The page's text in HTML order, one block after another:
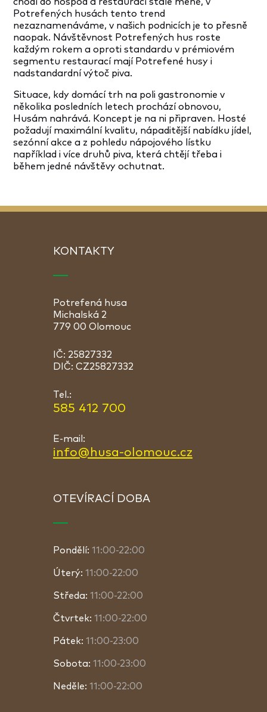
Potrefených husách tento trend
nezaznamenáváme, v našich podnicích je to přesně
naopak. Návštěvnost Potrefených hus roste
každým rokem a oproti standardu v prémiovém
segmentu restaurací mají Potrefené husy i
nadstandardní výtoč piva.
Situace, kdy domácí trh na poli gastronomie v
několika posledních letech prochází obnovou,
Husám nahrává. Koncept je na ni připraven. Hosté
požadují maximální kvalitu, nápaditější nabídku jídel,
sezónní akce a z pohledu nápojového lístku
například i více druhů piva, která chtějí třeba i
během jedné návštěvy ochutnat.
KONTAKTY
Potrefená husa
Michalská 2
779 00 Olomouc
IČ: 25827332
DIČ: CZ25827332
Tel.:
585 412 700
E-mail:
info@husa-olomouc.cz
OTEVÍRACÍ DOBA
Pondělí: 11:00-22:00
Úterý: 11:00-22:00
Středa: 11:00-22:00
Čtvrtek: 11:00-22:00
Pátek: 11:00-23:00
Sobota: 11:00-23:00
Neděle: 11:00-22:00